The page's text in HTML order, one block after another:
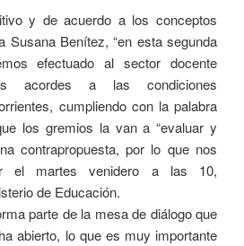
y de acuerdo a los conceptos
Susana Benítez, “en esta segunda
efectuado al sector docente
acordes a las condiciones
cumpliendo con la palabra
los gremios la van a “evaluar y
contrapropuesta, por lo que nos
el martes venidero a las 10,
de Educación.
parte de la mesa de diálogo que
abierto, lo que es muy importante